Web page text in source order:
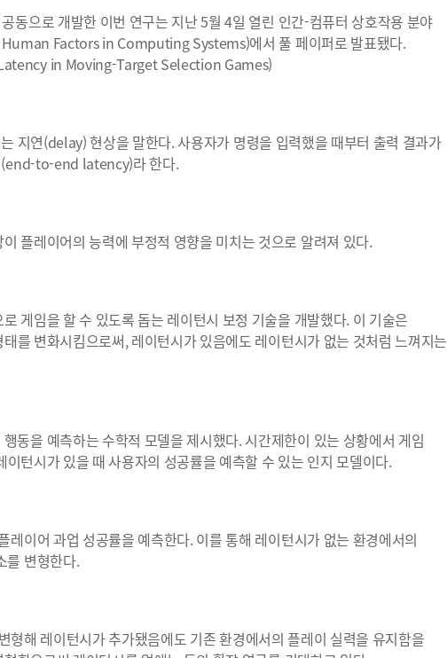
동으로 개발한 이번 연구는 지난 5월 4일 열린 인간-컴퓨터 상호작용 분야
Factors in Computing Systems)에서 풀 페이퍼로 발표됐다.
in Moving-Target Selection Games)
지연(delay) 현상을 말한다. 사용자가 명령을 입력했을 때부터 출력 결과가
(end-to-end latency)라 한다.
플레이어의 능력에 부정적 영향을 미치는 것으로 알려져 있다.
게임을 할 수 있도록 돕는 레이턴시 보정 기술을 개발했다. 이 기술은
를 변화시킴으로써, 레이턴시가 있음에도 레이턴시가 없는 것처럼 느껴지는
동을 예측하는 수학적 모델을 제시했다. 시간제한이 있는 상황에서 게임
턴시가 있을 때 사용자의 성공률을 예측할 수 있는 인지 모델이다.
이어 과업 성공률을 예측한다. 이를 통해 레이턴시가 없는 환경에서의
를 변형한다.
해 레이턴시가 추가됐음에도 기존 환경에서의 플레이 실력을 유지함을